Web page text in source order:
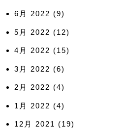
6月 2022 (9)
5月 2022 (12)
4月 2022 (15)
3月 2022 (6)
2月 2022 (4)
1月 2022 (4)
12月 2021 (19)